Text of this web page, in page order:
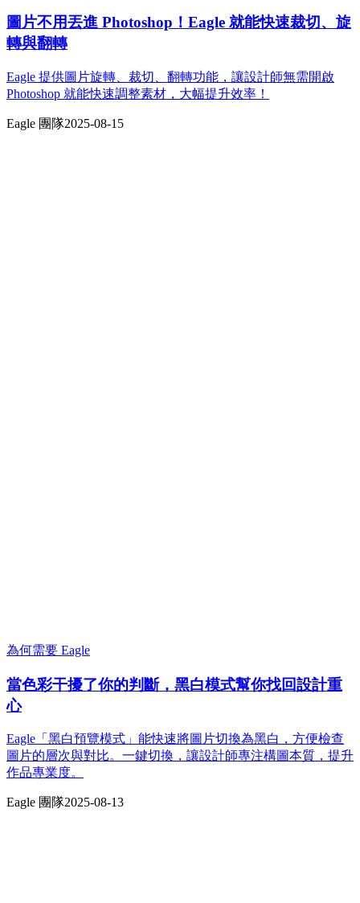
圖片不用丟進 Photoshop！Eagle 就能快速裁切、旋
轉與翻轉
Eagle 提供圖片旋轉、裁切、翻轉功能，讓設計師無需開啟
Photoshop 就能快速調整素材，大幅提升效率！
Eagle 團隊2025-08-15
為何需要 Eagle
當色彩干擾了你的判斷，黑白模式幫你找回設計重
心
Eagle「黑白預覽模式」能快速將圖片切換為黑白，方便檢查
圖片的層次與對比。一鍵切換，讓設計師專注構圖本質，提升
作品專業度。
Eagle 團隊2025-08-13